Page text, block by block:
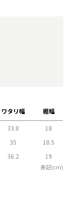
ワタリ幅 裾幅
33.8
18
35
18.5
36.2 19
表記(cm)